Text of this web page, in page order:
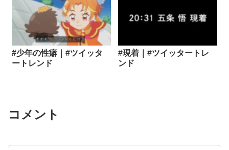
#少年の性癖｜#ツイッタ
ートレンド
#現着｜#ツイッタートレ
ンド
コメント